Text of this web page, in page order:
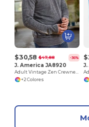
$30,58 $47,88 -36%
J. America JA8920
Adult Vintage Zen Crewneck Sweatshirt
+2 Colores